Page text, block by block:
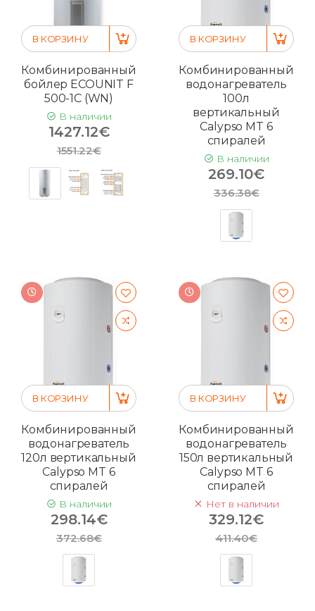
В КОРЗИНУ
Комбинированный
бойлер ECOUNIT F
500-1C (WN)
В наличии
1427.12€
1551.22€
В КОРЗИНУ
Комбинированный
водонагреватель
100л
вертикальный
Calypso MT 6
спиралей
В наличии
269.10€
336.38€
В КОРЗИНУ
Комбинированный
водонагреватель
120л вертикальный
Calypso MT 6
спиралей
В наличии
298.14€
372.68€
В КОРЗИНУ
Комбинированный
водонагреватель
150л вертикальный
Calypso MT 6
спиралей
Нет в наличии
329.12€
411.40€